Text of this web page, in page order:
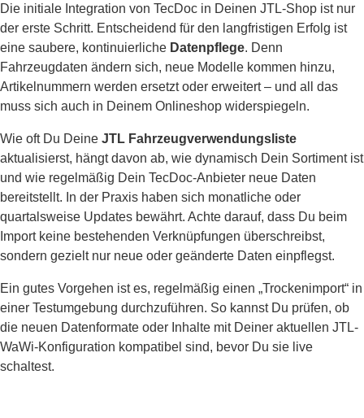
Die initiale Integration von TecDoc in Deinen JTL-Shop ist nur
der erste Schritt. Entscheidend für den langfristigen Erfolg ist
eine saubere, kontinuierliche Datenpflege. Denn
Fahrzeugdaten ändern sich, neue Modelle kommen hinzu,
Artikelnummern werden ersetzt oder erweitert – und all das
muss sich auch in Deinem Onlineshop widerspiegeln.
Wie oft Du Deine JTL Fahrzeugverwendungsliste
aktualisierst, hängt davon ab, wie dynamisch Dein Sortiment ist
und wie regelmäßig Dein TecDoc-Anbieter neue Daten
bereitstellt. In der Praxis haben sich monatliche oder
quartalsweise Updates bewährt. Achte darauf, dass Du beim
Import keine bestehenden Verknüpfungen überschreibst,
sondern gezielt nur neue oder geänderte Daten einpflegst.
Ein gutes Vorgehen ist es, regelmäßig einen „Trockenimport“ in
einer Testumgebung durchzuführen. So kannst Du prüfen, ob
die neuen Datenformate oder Inhalte mit Deiner aktuellen JTL-
WaWi-Konfiguration kompatibel sind, bevor Du sie live
schaltest.